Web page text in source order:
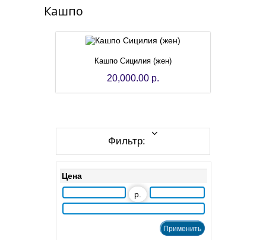
Кашпо
Кашпо Сицилия (жен)
20,000.00 р.
Фильтр:
Цена
р.